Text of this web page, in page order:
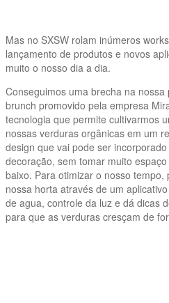
Mas no SXSW rolam inúmeros
lançamento de produtos e novos
muito o nosso dia a dia.
Conseguimos uma brecha na
brunch promovido pela empresa
tecnologia que permite cultivarmos
nossas verduras orgânicas em um
design que vai pode ser
decoração, sem tomar muito
baixo. Para otimizar o nosso
nossa horta através de um
de agua, controle da luz e dá dicas
para que as verduras cresçam de